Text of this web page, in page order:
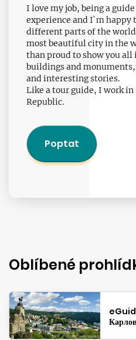
I love my job, being a
experience and I`m happy
different parts of the
most beautiful city in the
than proud to show you
buildings and
and interesting stories.
Like a tour guide, I work in
Republic.
Poptat
Oblíbené